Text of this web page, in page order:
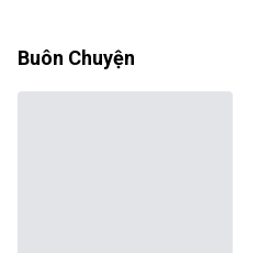
Buôn Chuyện